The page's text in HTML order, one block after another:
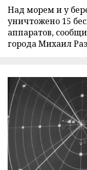
Над морем и у
уничтожено 15
аппаратов,
города Михаил